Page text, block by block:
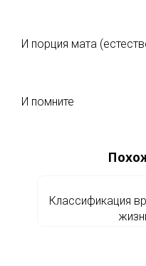
И порция мата
И помните
Классификация